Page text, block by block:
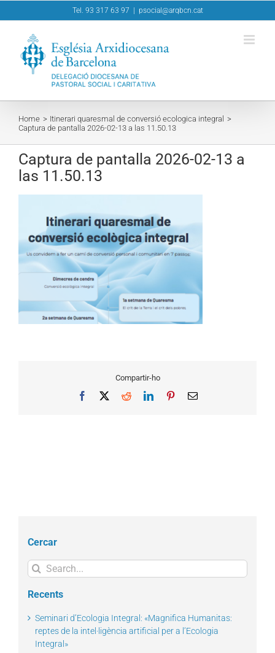
to
Tel. 93 317 63 97 psocial@arqbcn.cat
Home
Itinerari quaresmal de conversió ecologica integral
Captura de pantalla 2026-02-13 a las 11.50.13
Captura de pantalla 2026-02-13 a
las 11.50.13
Compartir-ho
Facebook RedditLinkedInPinterestEmail
Cercar
Search
for:
Recents
Seminari d’Ecologia Integral: «Magnifica Humanitas:
reptes de la intel·ligència artificial per a l’Ecologia
Integral»